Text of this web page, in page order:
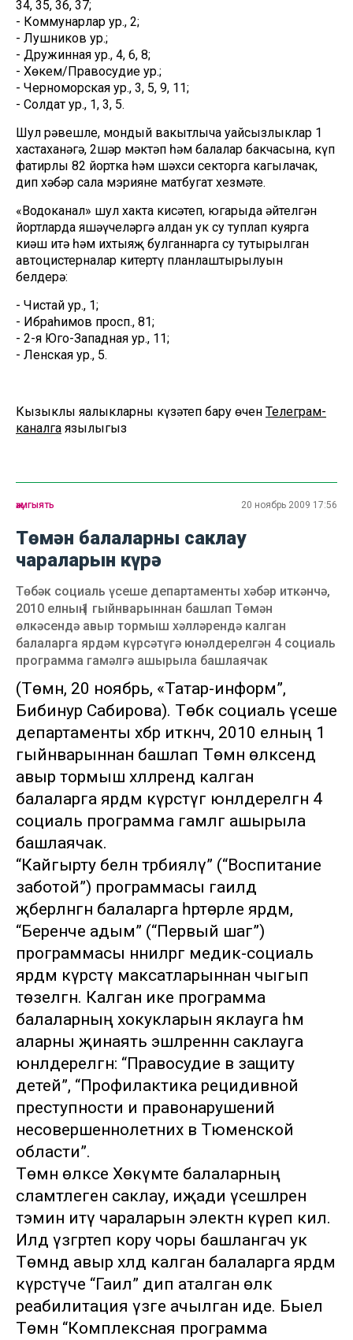
34, 35, 36, 37;
- Коммунарлар ур., 2;
- Лушников ур.;
- Дружинная ур., 4, 6, 8;
- Хөкем/Правосудие ур.;
- Черноморская ур., 3, 5, 9, 11;
- Солдат ур., 1, 3, 5.
Шул рәвешле, мондый вакытлыча уңайсызлыклар 1
хастаханәгә, 2шәр мәктәп һәм балалар бакчасына, күп
фатирлы 82 йортка һәм шәхси секторга кагылачак,
дип хәбәр сала мэриянең матбугат хезмәте.
«Водоканал» шул хакта кисәтеп, югарыда әйтелгән
йортларда яшәүчеләргә алдан ук су туплап куярга
киңәш итә һәм ихтыяҗ булганнарга су тутырылган
автоцистерналар китертү планлаштырылуын
белдерә:
- Чистай ур., 1;
- Ибраһимов просп., 81;
- 2-я Юго-Западная ур., 11;
- Ленская ур., 5.
Кызыклы яңалыкларны күзәтеп бару өчен Телеграм-
каналга язылыгыз
җәмгыять 20 ноябрь 2009 17:56
Төмән балаларны саклау
чараларын күрә
Төбәк социаль үсеше департаменты хәбәр иткәнчә,
2010 елның 1 гыйнварыннан башлап Төмән
өлкәсендә авыр тормыш хәлләрендә калган
балаларга ярдәм күрсәтүгә юнәлдерелгән 4 социаль
программа гамәлгә ашырыла башлаячак
(Төмән, 20 ноябрь, «Татар-информ”,
Бибинур Сабирова). Төбәк социаль үсеше
департаменты хәбәр иткәнчә, 2010 елның 1
гыйнварыннан башлап Төмән өлкәсендә
авыр тормыш хәлләрендә калган
балаларга ярдәм күрсәтүгә юнәлдерелгән 4
социаль программа гамәлгә ашырыла
башлаячак.
“Кайгырту белән тәрбияләү” (“Воспитание
заботой”) программасы гаиләдә
җәберләнгән балаларга һәртөрле ярдәм,
“Беренче адым” (“Первый шаг”)
программасы нәниләргә медик-социаль
ярдәм күрсәтү максатларыннан чыгып
төзелгән. Калган ике программа
балаларның хокукларын яклауга һәм
аларны җинаять эшләреннән саклауга
юнәлдерелгән: “Правосудие в защиту
детей”, “Профилактика рецидивной
преступности и правонарушений
несовершеннолетних в Тюменской
области”.
Төмән өлкәсе Хөкүмәте балаларның
сәламәтлеген саклау, иҗади үсешләрен
тәэмин итү чараларын электән күреп килә.
Илдә үзгәртеп кору чоры башлангач ук
Төмәндә авыр хәлдә калган балаларга ярдәм
күрсәтүче “Гаилә” дип аталган өлкә
реабилитация үзәге ачылган иде. Быел
Төмән “Комплексная программа